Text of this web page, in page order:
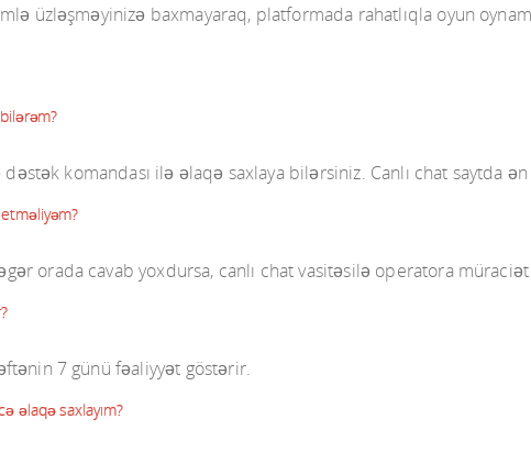
üzləşməyinizə baxmayaraq, platformada rahatlıqla oyun
komandası ilə əlaqə saxlaya bilərsiniz. Canlı chat saytda
orada cavab yoxdursa, canlı chat vasitəsilə operatora
7 günü fəaliyyət göstərir.
əlaqə saxlayım?